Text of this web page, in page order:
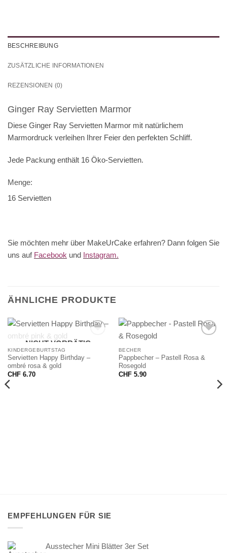
BESCHREIBUNG
ZUSÄTZLICHE INFORMATIONEN
REZENSIONEN (0)
Ginger Ray Servietten Marmor
Diese Ginger Ray Servietten Marmor mit natürlichem
Marmordruck verleihen Ihrer Feier den perfekten Schliff.
Jede Packung enthält 16 Öko-Servietten.
Menge:
16 Servietten
Sie möchten mehr über MakeUrCake erfahren? Dann folgen Sie
uns auf Facebook und Instagram.
ÄHNLICHE PRODUKTE
NICHT VORRÄTIG
KINDERGEBURTSTAG
Servietten Happy Birthday –
ombré rosa & gold
CHF6.70
BECHER
Pappbecher – Pastell Rosa &
Rosegold
CHF5.90
EMPFEHLUNGEN FÜR SIE
Ausstecher Mini Blätter 3er Set